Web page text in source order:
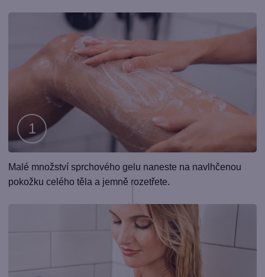
Krok
1
Malé množství sprchového gelu naneste na navlhčenou
pokožku celého těla a jemně rozetřete.